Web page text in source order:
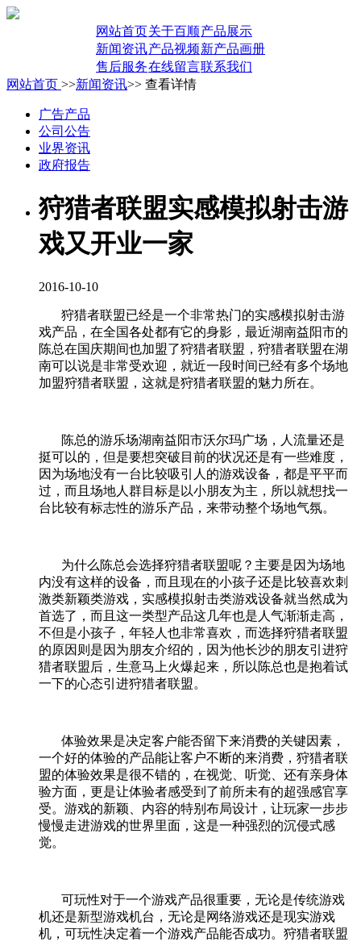
网站首页关于百顺产品展示
新闻资讯产品视频新产品画册
售后服务在线留言联系我们
网站首页 >>新闻资讯>> 查看详情
广告产品
公司公告
业界资讯
政府报告
狩猎者联盟实感模拟射击游
戏又开业一家
2016-10-10
狩猎者联盟已经是一个非常热门的实感模拟射击游
戏产品，在全国各处都有它的身影，最近湖南益阳市的
陈总在国庆期间也加盟了狩猎者联盟，狩猎者联盟在湖
南可以说是非常受欢迎，就近一段时间已经有多个场地
加盟狩猎者联盟，这就是狩猎者联盟的魅力所在。
陈总的游乐场湖南益阳市沃尔玛广场，人流量还是
挺可以的，但是要想突破目前的状况还是有一些难度，
因为场地没有一台比较吸引人的游戏设备，都是平平而
过，而且场地人群目标是以小朋友为主，所以就想找一
台比较有标志性的游乐产品，来带动整个场地气氛。
为什么陈总会选择狩猎者联盟呢？主要是因为场地
内没有这样的设备，而且现在的小孩子还是比较喜欢刺
激类新颖类游戏，实感模拟射击类游戏设备就当然成为
首选了，而且这一类型产品这几年也是人气渐渐走高，
不但是小孩子，年轻人也非常喜欢，而选择狩猎者联盟
的原因则是因为朋友介绍的，因为他长沙的朋友引进狩
猎者联盟后，生意马上火爆起来，所以陈总也是抱着试
一下的心态引进狩猎者联盟。
体验效果是决定客户能否留下来消费的关键因素，
一个好的体验的产品能让客户不断的来消费，狩猎者联
盟的体验效果是很不错的，在视觉、听觉、还有亲身体
验方面，更是让体验者感受到了前所未有的超强感官享
受。游戏的新颖、内容的特别布局设计，让玩家一步步
慢慢走进游戏的世界里面，这是一种强烈的沉侵式感
觉。
可玩性对于一个游戏产品很重要，无论是传统游戏
机还是新型游戏机台，无论是网络游戏还是现实游戏
机，可玩性决定着一个游戏产品能否成功。狩猎者联盟